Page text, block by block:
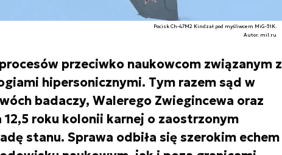
Pocisk Ch-47M2 Kindzał pod myśliwcem MiG-31K.
Autor. mil.ru
przeciwko naukowcom związanym z
hipersonicznymi. Tym razem sąd w
badaczy, Walerego Zwiegincewa oraz
12,5 roku kolonii karnej o zaostrzonym
stanu. Sprawa odbiła się szerokim echem